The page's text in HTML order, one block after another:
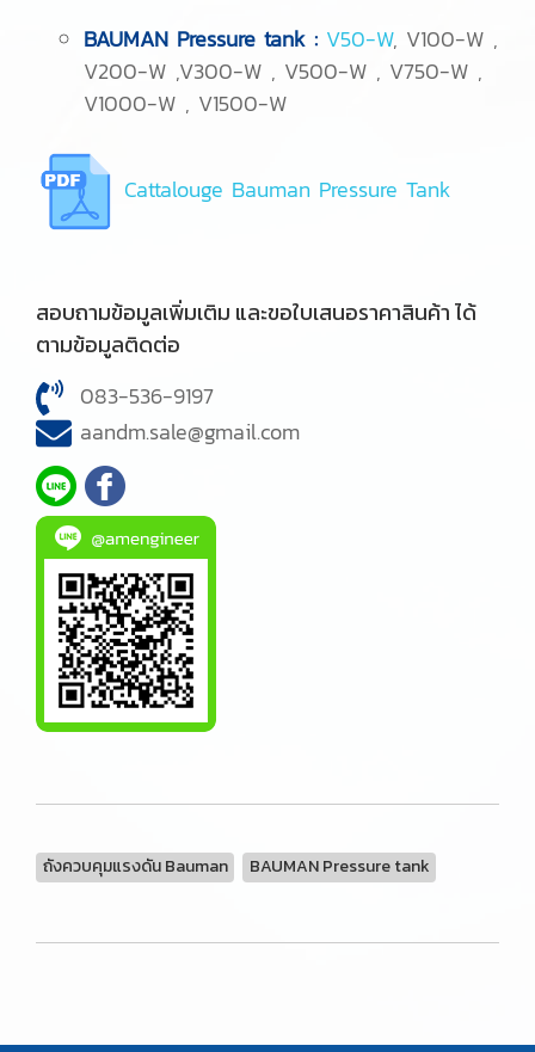
BAUMAN Pressure tank : V50-W, V100-W ,
V200-W ,V300-W , V500-W , V750-W ,
V1000-W , V1500-W
Cattalouge Bauman Pressure Tank
สอบถามข้อมูลเพิ่มเติม และขอใบเสนอราคาสินค้า ได้
ตามข้อมูลติดต่อ
083-536-9197
aandm.sale@gmail.com
ถังควบคุมแรงดัน Bauman BAUMAN Pressure tank